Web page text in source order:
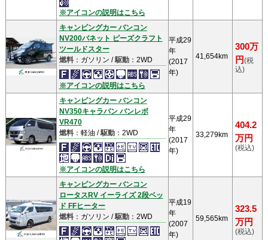
※アイコンの説明はこちら
キャンピングカー バンコン
NV200バネット ピーズクラフト
ツールドスター
燃料：ガソリン /駆動：2WD
※アイコンの説明はこちら
平成29
年
(2017
年)
41,654km
300万
円(税
込)
キャンピングカー バンコン
NV350キャラバン バンレボ
VR470
燃料：軽油 /駆動：2WD
※アイコンの説明はこちら
平成29
年
(2017
年)
33,279km
404.2
万円
(税込)
キャンピングカー バンコン
ロータスRV イーライズ 2段ベッ
ド FFヒーター
燃料：ガソリン /駆動：2WD
平成19
年
(2007
年)
59,565km
323.5
万円
(税込)